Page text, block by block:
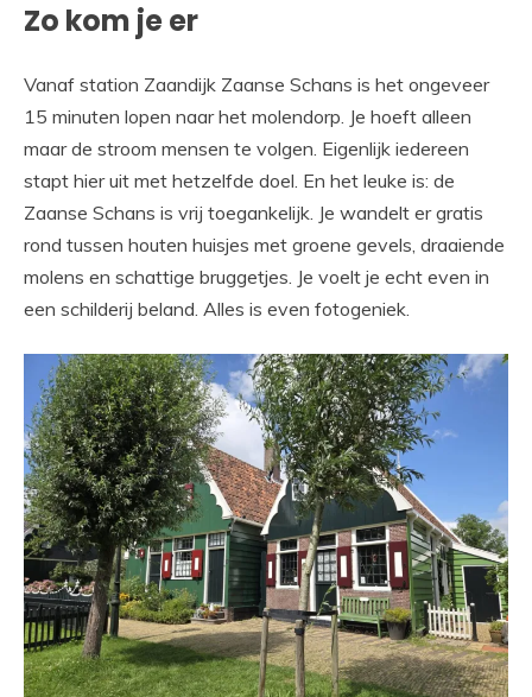
Zo kom je er
Vanaf station Zaandijk Zaanse Schans is het ongeveer
15 minuten lopen naar het molendorp. Je hoeft alleen
maar de stroom mensen te volgen. Eigenlijk iedereen
stapt hier uit met hetzelfde doel. En het leuke is: de
Zaanse Schans is vrij toegankelijk. Je wandelt er gratis
rond tussen houten huisjes met groene gevels, draaiende
molens en schattige bruggetjes. Je voelt je echt even in
een schilderij beland. Alles is even fotogeniek.